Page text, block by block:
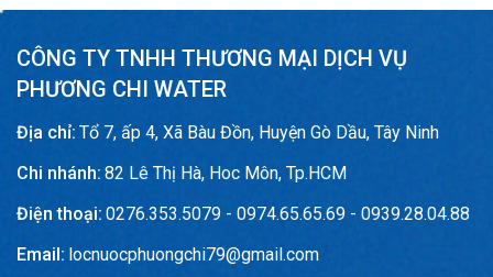
CÔNG TY TNHH THƯƠNG MẠI DỊCH VỤ
PHƯƠNG CHI WATER
Địa chỉ: Tổ 7, ấp 4, Xã Bàu Đồn, Huyện Gò Dầu, Tây Ninh
Chi nhánh: 82 Lê Thị Hà, Hoc Môn, Tp.HCM
Điện thoại: 0276.353.5079 - 0974.65.65.69 - 0939.28.04.88
Email: locnuocphuongchi79@gmail.com